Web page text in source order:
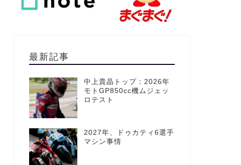
最新記事
中上貴晶トップ：2026年
モトGP850cc機ムジェッ
ロテスト
2027年、ドゥカティ6選手
マシン事情